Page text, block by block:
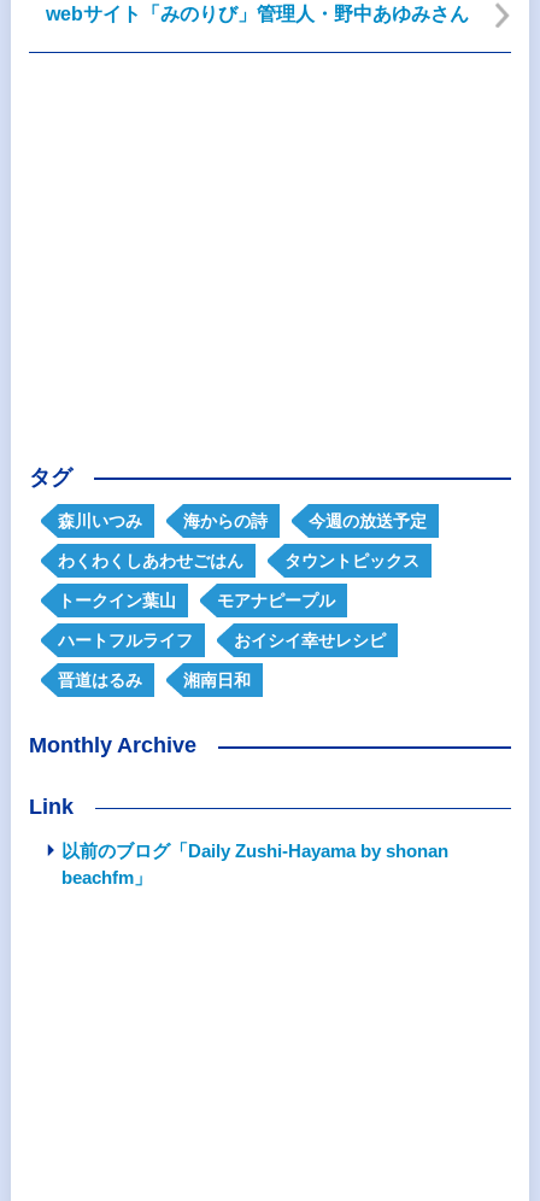
webサイト「みのりび」管理人・野中あゆみさん
タグ
森川いつみ 海からの詩 今週の放送予定
わくわくしあわせごはん タウントピックス
トークイン葉山 モアナピープル
ハートフルライフ おイシイ幸せレシピ
晋道はるみ 湘南日和
Monthly Archive
Link
以前のブログ「Daily Zushi-Hayama by shonan
beachfm」